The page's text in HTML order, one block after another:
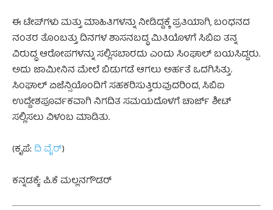
ಈ ಟೇಪ್‌ಗಳು ಮತ್ತು ಮಾಹಿತಿಗಳನ್ನು ನೀಡಿದ್ದಕ್ಕೆ ಪ್ರತಿಯಾಗಿ, ಬಂಧನದ
ನಂತರ ತೊಂಬತ್ತು ದಿನಗಳ ಶಾಸನಬದ್ಧ ಮಿತಿಯೊಳಗೆ ಸಿಬಿಐ ತನ್ನ
ವಿರುದ್ಧ ಆರೋಪಗಳನ್ನು ಸಲ್ಲಿಸಬಾರದು ಎಂದು ಸಿಂಘಾಲ್ ಬಯಸಿದ್ದರು.
ಅದು ಜಾಮೀನಿನ ಮೇಲೆ ಬಿಡುಗಡೆ ಆಗಲು ಅರ್ಹತೆ ಒದಗಿಸಿತ್ತು.
ಸಿಂಘಾಲ್ ಏಜೆನ್ಸಿಯೊಂದಿಗೆ ಸಹಕರಿಸುತ್ತಿರುವುದರಿಂದ, ಸಿಬಿಐ
ಉದ್ದೇಶಪೂರ್ವಕವಾಗಿ ನಿಗದಿತ ಸಮಯದೊಳಗೆ ಚಾರ್ಜ್ ಶೀಟ್
ಸಲ್ಲಿಸಲು ವಿಳಂಬ ಮಾಡಿತು.
(ಕೃಪೆ: ದಿ ವೈರ್)
ಕನ್ನಡಕ್ಕೆ: ಪಿ.ಕೆ ಮಲ್ಲನಗೌಡರ್